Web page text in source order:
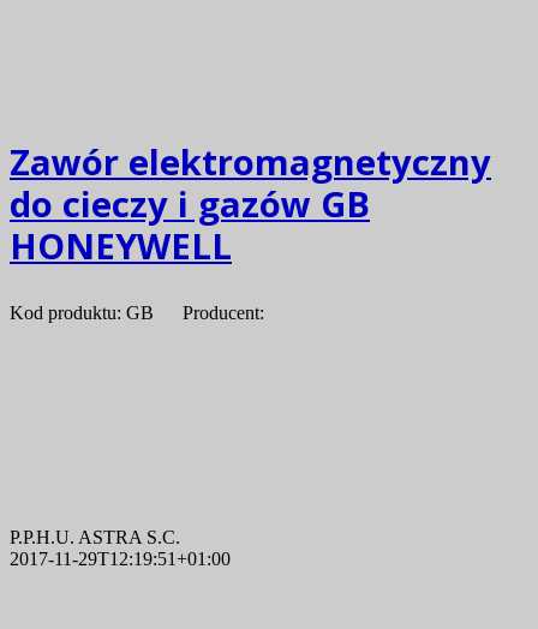
Zawór elektromagnetyczny
do cieczy i gazów GB
HONEYWELL
Kod produktu: GB Producent:
P.P.H.U. ASTRA S.C.
2017-11-29T12:19:51+01:00